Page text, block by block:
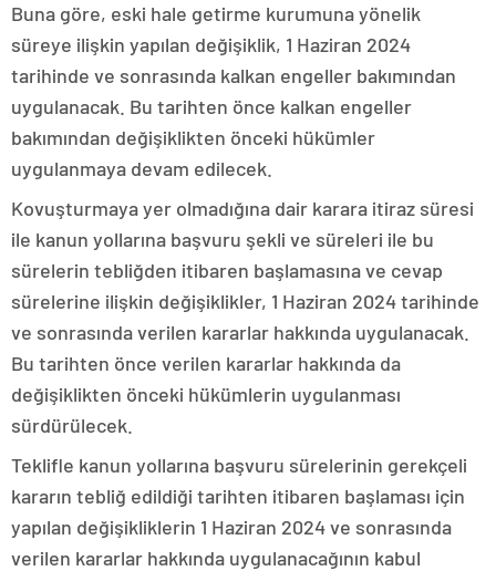
Buna göre, eski hale getirme kurumuna yönelik
süreye ilişkin yapılan değişiklik, 1 Haziran 2024
tarihinde ve sonrasında kalkan engeller bakımından
uygulanacak. Bu tarihten önce kalkan engeller
bakımından değişiklikten önceki hükümler
uygulanmaya devam edilecek.
Kovuşturmaya yer olmadığına dair karara itiraz süresi
ile kanun yollarına başvuru şekli ve süreleri ile bu
sürelerin tebliğden itibaren başlamasına ve cevap
sürelerine ilişkin değişiklikler, 1 Haziran 2024 tarihinde
ve sonrasında verilen kararlar hakkında uygulanacak.
Bu tarihten önce verilen kararlar hakkında da
değişiklikten önceki hükümlerin uygulanması
sürdürülecek.
Teklifle kanun yollarına başvuru sürelerinin gerekçeli
kararın tebliğ edildiği tarihten itibaren başlaması için
yapılan değişikliklerin 1 Haziran 2024 ve sonrasında
verilen kararlar hakkında uygulanacağının kabul